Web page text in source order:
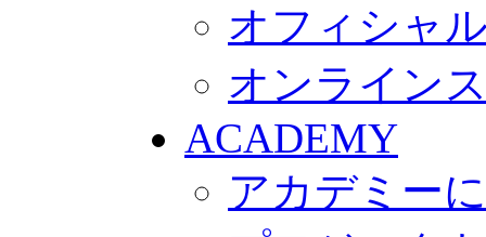
オフィシャ
オンライン
ACADEMY
アカデミー